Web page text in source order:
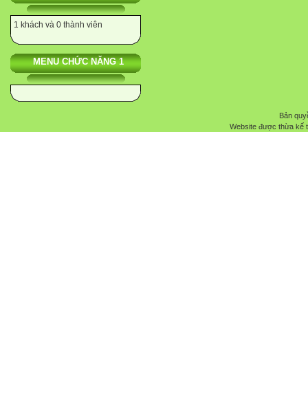
1 khách và 0 thành viên
MENU CHỨC NĂNG 1
Bản
Website được thừa kế